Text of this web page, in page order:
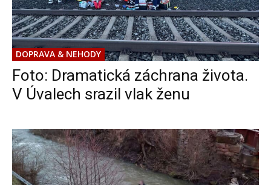
DOPRAVA & NEHODY
Foto: Dramatická záchrana života.
V Úvalech srazil vlak ženu